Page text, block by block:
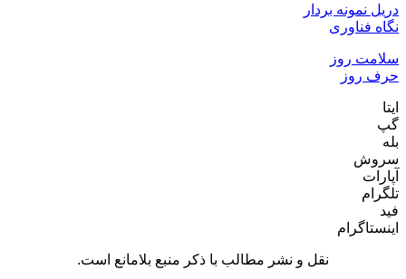
دریل نمونه بردار
نگاه فناوری
سلامت روز
حرف روز
ایتا
گپ
بله
سروش
آپارات
تلگرام
فید
اینستاگرام
نقل و نشر مطالب با ذکر منبع بلامانع است.